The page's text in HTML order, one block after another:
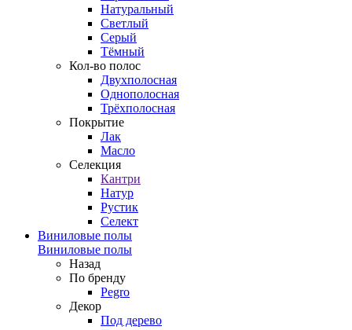
Натуральный
Светлый
Серый
Тёмный
Кол-во полос
Двухполосная
Однополосная
Трёхполосная
Покрытие
Лак
Масло
Селекция
Кантри
Натур
Рустик
Селект
Виниловые полы
Виниловые полы
Назад
По бренду
Pegro
Декор
Под дерево